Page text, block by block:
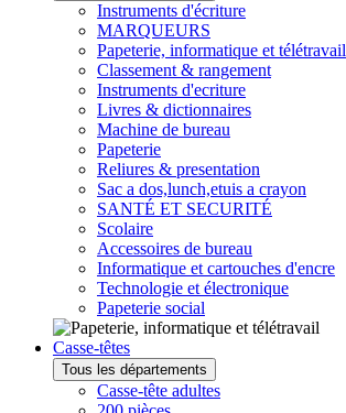
Instruments d'écriture
MARQUEURS
Papeterie, informatique et télétravail
Classement & rangement
Instruments d'ecriture
Livres & dictionnaires
Machine de bureau
Papeterie
Reliures & presentation
Sac a dos,lunch,etuis a crayon
SANTÉ ET SECURITÉ
Scolaire
Accessoires de bureau
Informatique et cartouches d'encre
Technologie et électronique
Papeterie social
Casse-têtes
Tous les départements
Casse-tête adultes